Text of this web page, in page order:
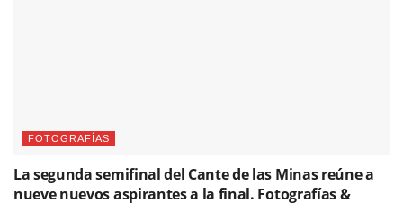
FOTOGRAFÍAS
La segunda semifinal del Cante de las Minas reúne a
nueve nuevos aspirantes a la final. Fotografías &